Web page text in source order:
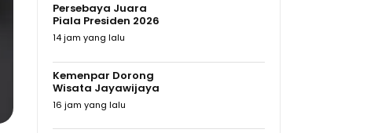
Persebaya Juara
Piala Presiden 2026
14 jam yang lalu
Kemenpar Dorong
Wisata Jayawijaya
16 jam yang lalu